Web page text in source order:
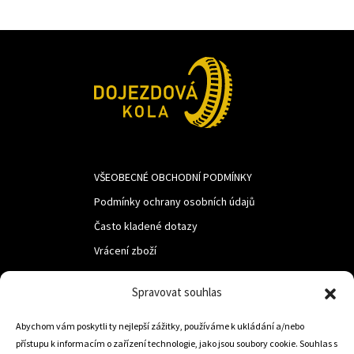
Spravovat souhlas
Abychom vám poskytli ty nejlepší zážitky, používáme k ukládání a/nebo
přístupu k informacím o zařízení technologie, jako jsou soubory cookie. Souhlas s
VŠEOBECNÉ OBCHODNÍ PODMÍNKY
Podmínky ochrany osobních údajů
Často kladené dotazy
Vrácení zboží
LUF s.r.o.
Nám. M.R.Štefanika 518,